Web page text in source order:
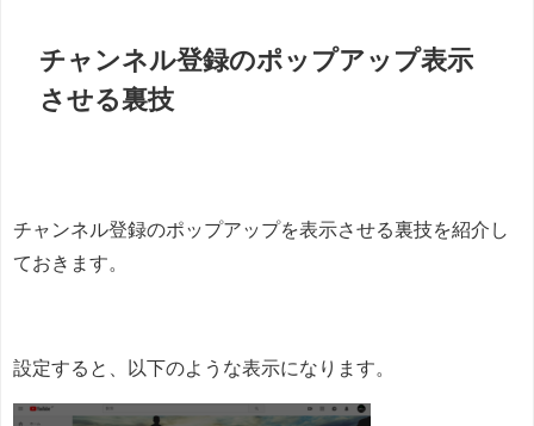
チャンネル登録のポップアップ表示
させる裏技
チャンネル登録のポップアップを表示させる裏技を紹介し
ておきます。
設定すると、以下のような表示になります。